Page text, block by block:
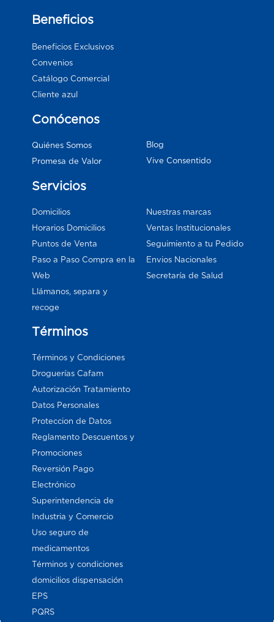
Beneficios
Beneficios Exclusivos
Convenios
Catálogo Comercial
Cliente azul
Conócenos
Quiénes Somos
Promesa de Valor
Blog
Vive Consentido
Servicios
Domicilios
Horarios Domicilios
Puntos de Venta
Paso a Paso Compra en la
Web
Llámanos, separa y
recoge
Nuestras marcas
Ventas Institucionales
Seguimiento a tu Pedido
Envios Nacionales
Secretaría de Salud
Términos
Términos y Condiciones
Droguerías Cafam
Autorización Tratamiento
Datos Personales
Proteccion de Datos
Reglamento Descuentos y
Promociones
Reversión Pago
Electrónico
Superintendencia de
Industria y Comercio
Uso seguro de
medicamentos
Términos y condiciones
domicilios dispensación
EPS
PQRS